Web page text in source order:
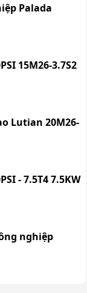
Palada
15M26-3.7S2
Lutian 20M26-
- 7.5T4 7.5KW
nghiệp